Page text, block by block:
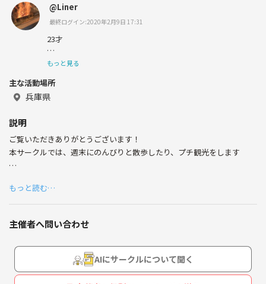
@Liner
最終ログイン:2020年2月9日 17:31
23才
進撃の巨人にハマってます
フェニックス
もっと見る
主な活動場所
兵庫県
説明
ご覧いただきありがとうございます！
本サークルでは、週末にのんびりと散歩したり、プチ観光をします
活動頻度は月1〜2程度を目処に昼ごろから夕方を考えています
物静かなメンバーが中心なのでぎこちない所があります😅
交友関係を広げたいという目的と、週末を活用して気持ちをリフレッシ
ュしたいと思い、本サークルを設立しました！
楽しく活動していきましょう！
人見知りする方や一人で参加される方でも全然大丈夫ですのでどしどし
もっと読む…
主催者へ問い合わせ
AIにサークルについて聞く